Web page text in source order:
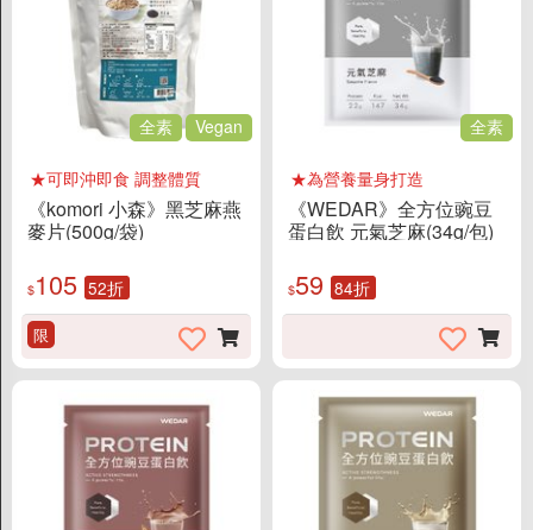
料理醬
米/麵/泡麵
湯底/高湯
油/醋/醬油/味醂
糖/蜜/鹽/香料
素鬆/香鬆
烘培材料
沖泡食品
榖粉/沖泡植物奶
粥/即食湯/穀麥片
飲料茶咖啡
全素 Vegan
★可即沖即食 調整體質
《komori 小森》黑芝麻燕
麥片(500g/袋)
$105 52折
限
全素
★為營養量身打造
《WEDAR》全方位豌豆
蛋白飲 元氣芝麻(34g/包)
$59 84折